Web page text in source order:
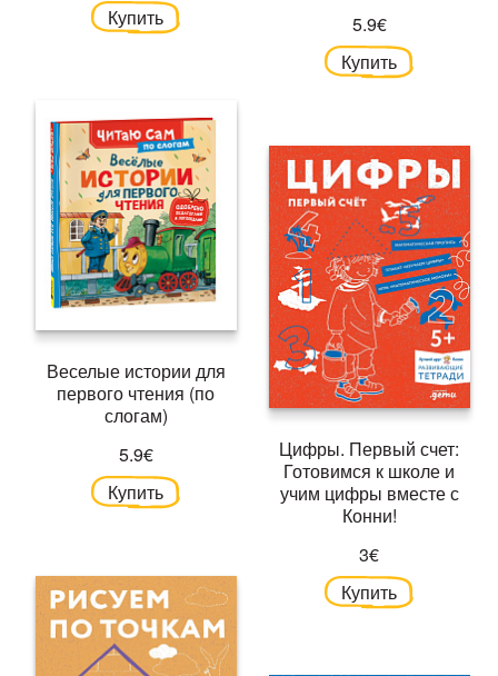
Купить
5.9€
Купить
Веселые истории для
первого чтения (по
слогам)
5.9€
Купить
Цифры. Первый счет:
Готовимся к школе и
учим цифры вместе с
Конни!
3€
Купить